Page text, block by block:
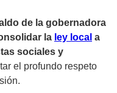
de la gobernadora
la ley local a
sociales y
el profundo respeto